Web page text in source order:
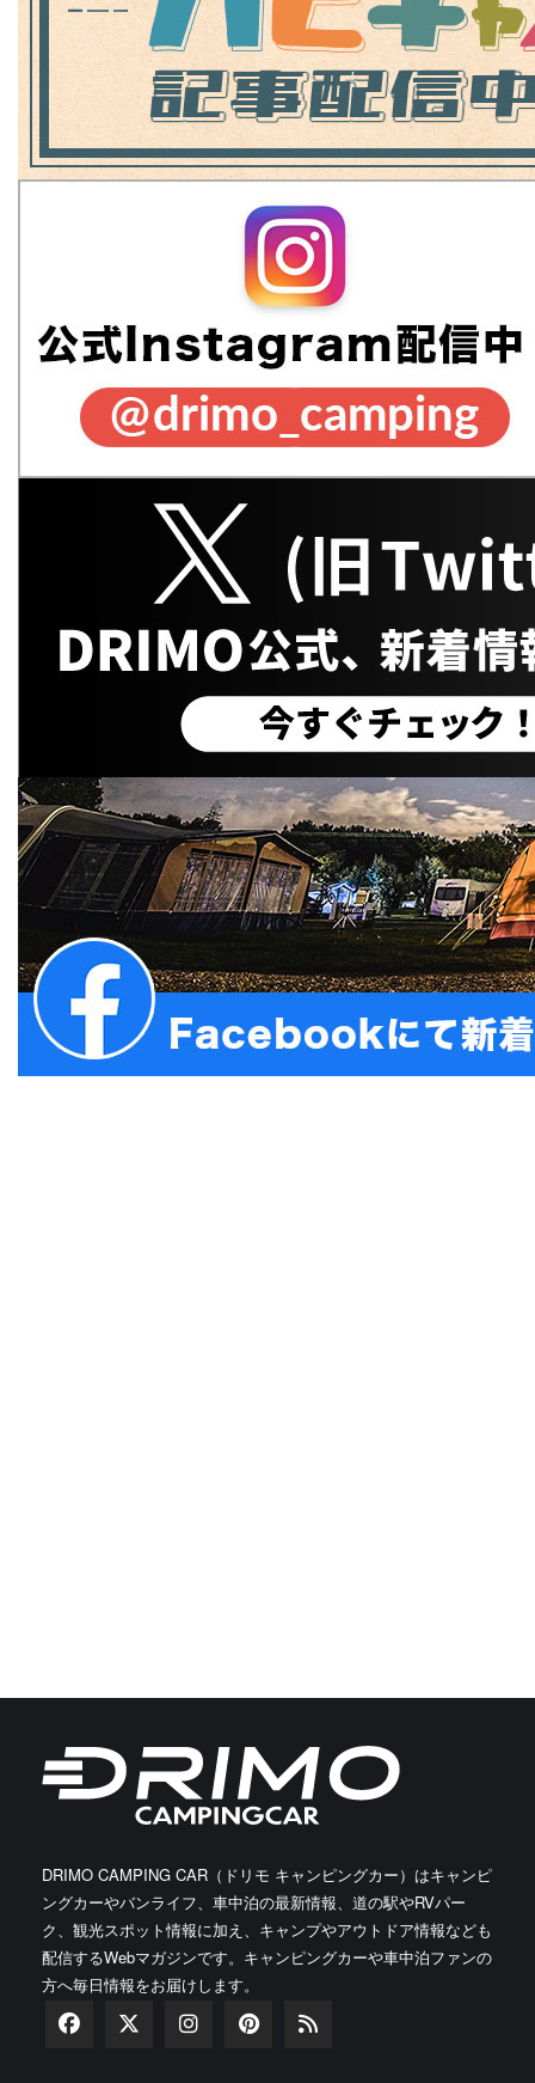
DRIMO CAMPING CAR（ドリモ キャンピングカー）はキャンピ
ングカーやバンライフ、車中泊の最新情報、道の駅やRVパー
ク、観光スポット情報に加え、キャンプやアウトドア情報なども
配信するWebマガジンです。キャンピングカーや車中泊ファンの
方へ毎日情報をお届けします。